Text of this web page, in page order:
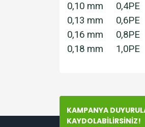
0,10 mm
0,13 mm
0,16 mm
0,18 mm
Ürün resmi
KAMPANYA
KAYDOLABİLİRSİNİZ!